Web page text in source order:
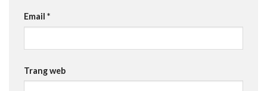
Email *
Trang web